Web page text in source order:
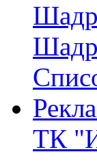
ТК